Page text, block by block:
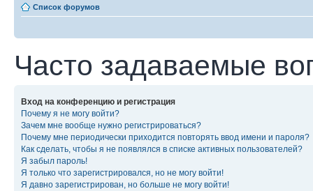
Список форумов
Часто задаваемые
Вход на конференцию и регистрация
Почему я не могу войти?
Зачем мне вообще нужно регистрироваться?
Почему мне периодически приходится повторять ввод имени и пароля?
Как сделать, чтобы я не появлялся в списке активных пользователей?
Я забыл пароль!
Я только что зарегистрировался, но не могу войти!
Я давно зарегистрирован, но больше не могу войти!